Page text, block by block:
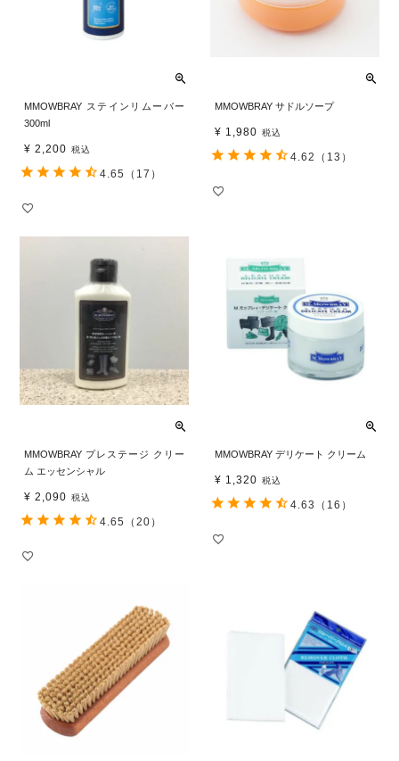
MMOWBRAY ステインリムーバー
300ml
¥ 2,200 税込
4.65 （17）
MMOWBRAY サドルソープ
¥ 1,980 税込
4.62 （13）
MMOWBRAY プレステージ クリー
ム エッセンシャル
¥ 2,090 税込
4.65 （20）
MMOWBRAY デリケート クリーム
¥ 1,320 税込
4.63 （16）